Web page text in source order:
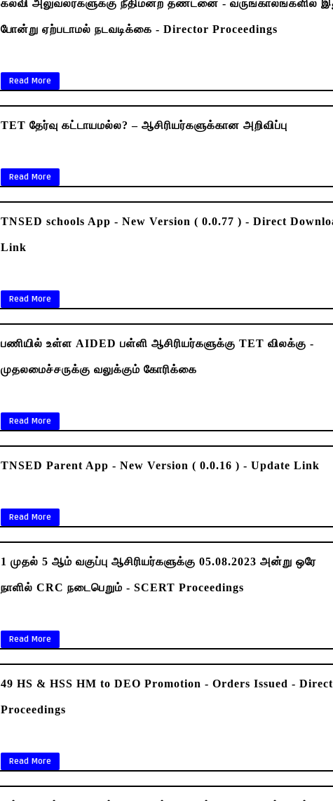
கல்வி அலுவலர்களுக்கு நீதிமன்ற தண்டனை - வருங்காலங்களில்
போன்று ஏற்படாமல் நடவடிக்கை - Director Proceedings
Read More
TET தேர்வு கட்டாயமல்ல? – ஆசிரியர்களுக்கான அறிவிப்பு
Read More
TNSED schools App - New Version ( 0.0.77 ) - Direct
Link
Read More
பணியில் உள்ள AIDED பள்ளி ஆசிரியர்களுக்கு TET விலக்கு -
முதலமைச்சருக்கு வலுக்கும் கோரிக்கை
Read More
TNSED Parent App - New Version ( 0.0.16 ) - Update Link
Read More
1 முதல் 5 ஆம் வகுப்பு ஆசிரியர்களுக்கு 05.08.2023 அன்று ஒரே
நாளில் CRC நடைபெறும் - SCERT Proceedings
Read More
49 HS & HSS HM to DEO Promotion - Orders Issued -
Proceedings
Read More